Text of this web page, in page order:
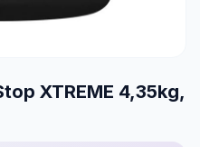
XTREME 4,35kg,